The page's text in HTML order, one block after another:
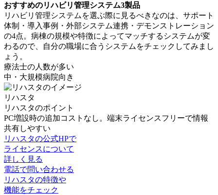
おすすめのリハビリ管理システム3製品
リハビリ管理システムを選ぶ際に見るべきなのは、サポート
体制・導入事例・外部システム連携・デモンストレーション
の4点。病棟の規模や特徴によってマッチするシステムが変
わるので、自分の職場に合うシステムをチェックしてみまし
ょう。
療法士の人数が多い
中・大規模病院向き
リハスタ
リハスタのポイント
PC増設時の追加コストなし。端末ライセンスフリーで情報
共有しやすい
リハスタの公式HPで
ライセンスについて
詳しく見る
電話で問い合わせる
リハスタの特徴や
機能をチェック